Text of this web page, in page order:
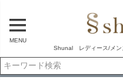
MENU
Shunal レディース/メン